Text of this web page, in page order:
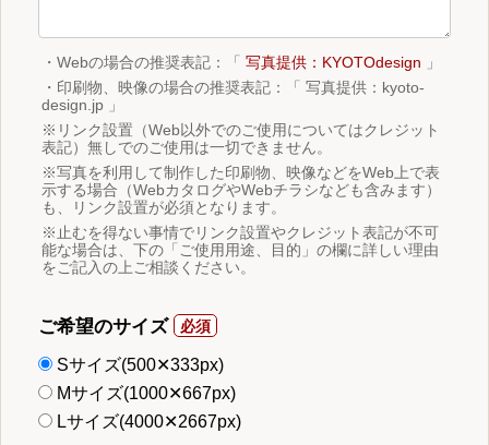
・Webの場合の推奨表記：「 写真提供：KYOTOdesign 」
・印刷物、映像の場合の推奨表記：「 写真提供：kyoto-
design.jp 」
※リンク設置（Web以外でのご使用についてはクレジット
表記）無しでのご使用は一切できません。
※写真を利用して制作した印刷物、映像などをWeb上で表
示する場合（WebカタログやWebチラシなども含みます）
も、リンク設置が必須となります。
※止むを得ない事情でリンク設置やクレジット表記が不可
能な場合は、下の「ご使用用途、目的」の欄に詳しい理由
をご記入の上ご相談ください。
ご希望のサイズ
Sサイズ(500✕333px)
Mサイズ(1000✕667px)
Lサイズ(4000✕2667px)